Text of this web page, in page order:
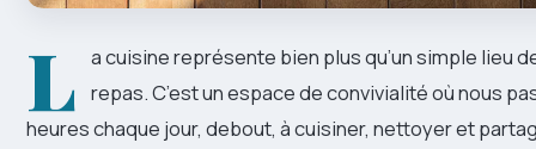
L a cuisine représente bien plus qu’un simple lieu
repas. C’est un espace de convivialité où nous
heures chaque jour, debout, à cuisiner, nettoyer et